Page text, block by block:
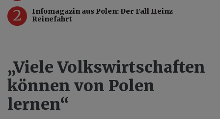
2
Infomagazin aus Polen: Der Fall Heinz
Reinefahrt
„Viele Volkswirtschaften
können von Polen
lernen“